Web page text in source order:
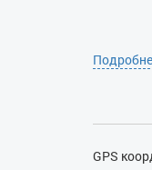
GPS